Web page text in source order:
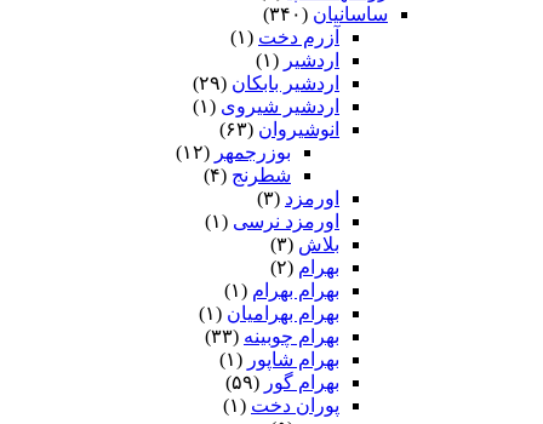
ساسانیان (۳۴۰)
آزرم دخت (۱)
اردشیر (۱)
اردشیر بابکان (۲۹)
اردشیر شیروی (۱)
انوشیروان (۶۳)
بوزرجمهر (۱۲)
شطرنج (۴)
اورمزد (۳)
اورمزد نرسى‏ (۱)
بلاش (۳)
بهرام (۲)
بهرام بهرام (۱)
بهرام بهرامیان‏ (۱)
بهرام چوبینه (۳۳)
بهرام شاپور (۱)
بهرام گور (۵۹)
پوران دخت (۱)